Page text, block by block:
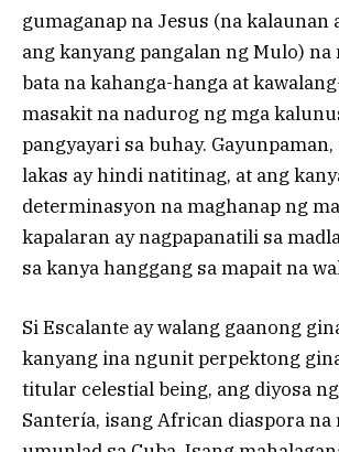
gumaganap na Jesus (na kalaunan
ang kanyang pangalan ng Mulo) na
bata na kahanga-hanga at
masakit na nadurog ng mga
pangyayari sa buhay.
lakas ay hindi natitinag, at ang
determinasyon na maghanap ng
kapalaran ay nagpapanatili sa
sa kanya hanggang sa mapait na
Si Escalante ay walang gaanong
kanyang ina ngunit perpektong
titular celestial being, ang diyosa
Santería, isang African diaspora